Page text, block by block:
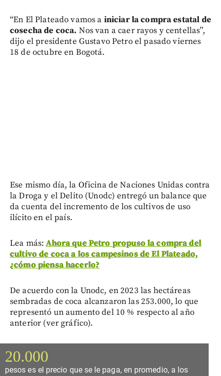
“En El Plateado vamos a iniciar la compra estatal de
cosecha de coca. Nos van a caer rayos y centellas”,
dijo el presidente Gustavo Petro el pasado viernes
18 de octubre en Bogotá.
Ese mismo día, la Oficina de Naciones Unidas contra
la Droga y el Delito (Unodc) entregó un balance que
da cuenta del incremento de los cultivos de uso
ilícito en el país.
Lea más:Ahora que Petro propuso la compra del
cultivo de coca a los campesinos de El Plateado,
¿cómo piensa hacerlo?
De acuerdo con la Unodc, en 2023 las hectáreas
sembradas de coca alcanzaron las 253.000, lo que
representó un aumento del 10 % respecto al año
anterior (ver gráfico).
20.000
pesos es el precio que se le paga, en promedio, a los